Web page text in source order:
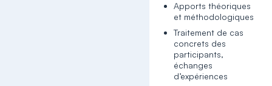
Apports théoriques
et méthodologiques
Traitement de cas
concrets des
participants,
échanges
d’expériences